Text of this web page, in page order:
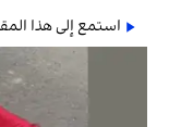
استمع إلى هذا